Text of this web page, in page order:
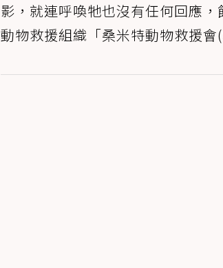
影，就連呼喚牠也沒有任何回應
動物救援組織「桑米特動物救援